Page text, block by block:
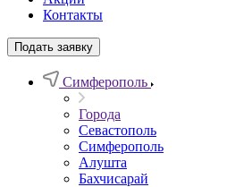
Контакты
Подать заявку
Симферополь
Города
Севастополь
Симферополь
Алушта
Бахчисарай